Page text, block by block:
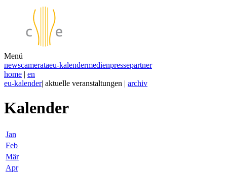
Menü
newscamerataeu-kalendermedienpressepartner
home | en
eu-kalender| aktuelle veranstaltungen | archiv
Kalender
Jan
Feb
Mär
Apr